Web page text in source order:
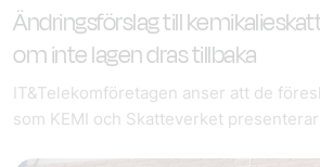
Ändringsförslag till
om inte lagen dras tillbaka
IT&Telekomföretagen anser att de
som KEMI och Skatteverket